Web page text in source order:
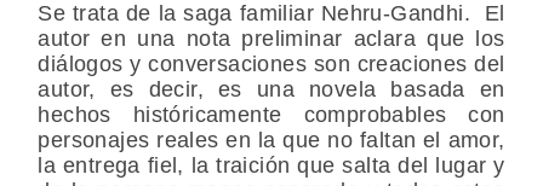
Se trata de la saga familiar Nehru-Gandhi. El
autor en una nota preliminar aclara que los
diálogos y conversaciones son creaciones del
autor, es decir, es una novela basada en
hechos históricamente comprobables con
personajes reales en la que no faltan el amor,
la entrega fiel, la traición que salta del lugar y